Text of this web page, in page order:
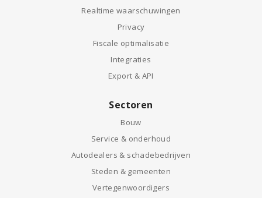
Realtime waarschuwingen
Privacy
Fiscale optimalisatie
Integraties
Export & API
Sectoren
Bouw
Service & onderhoud
Autodealers & schadebedrijven
Steden & gemeenten
Vertegenwoordigers